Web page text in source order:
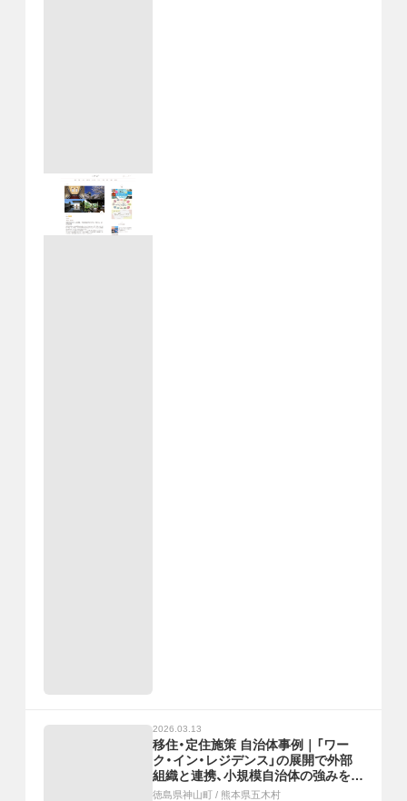
2026.03.13
移住・定住施策 自治体事例｜「ワー
ク・イン・レジデンス」の展開で外部
組織と連携、小規模自治体の強みを活
かした距離の近い支援
徳島県神山町 / 熊本県五木村